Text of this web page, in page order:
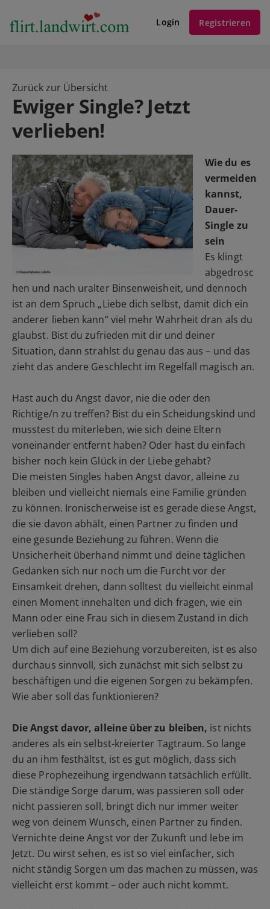
Login Registrieren
Zurück zur Übersicht
Ewiger Single? Jetzt
verlieben!
Wie du es
vermeiden
kannst,
Dauer-
Single zu
sein
Es klingt
abgedrosc
hen und nach uralter Binsenweisheit, und dennoch
ist an dem Spruch „Liebe dich selbst, damit dich ein
anderer lieben kann“ viel mehr Wahrheit dran als du
glaubst. Bist du zufrieden mit dir und deiner
Situation, dann strahlst du genau das aus – und das
zieht das andere Geschlecht im Regelfall magisch an.
Hast auch du Angst davor, nie die oder den
Richtige/n zu treffen? Bist du ein Scheidungskind und
musstest du miterleben, wie sich deine Eltern
voneinander entfernt haben? Oder hast du einfach
bisher noch kein Glück in der Liebe gehabt?
Die meisten Singles haben Angst davor, alleine zu
bleiben und vielleicht niemals eine Familie gründen
zu können. Ironischerweise ist es gerade diese Angst,
die sie davon abhält, einen Partner zu finden und
eine gesunde Beziehung zu führen. Wenn die
Unsicherheit überhand nimmt und deine täglichen
Gedanken sich nur noch um die Furcht vor der
Einsamkeit drehen, dann solltest du vielleicht einmal
einen Moment innehalten und dich fragen, wie ein
Mann oder eine Frau sich in diesem Zustand in dich
verlieben soll?
Um dich auf eine Beziehung vorzubereiten, ist es also
durchaus sinnvoll, sich zunächst mit sich selbst zu
beschäftigen und die eigenen Sorgen zu bekämpfen.
Wie aber soll das funktionieren?
Die Angst davor, alleine über zu bleiben, ist nichts
anderes als ein selbst-kreierter Tagtraum. So lange
du an ihm festhältst, ist es gut möglich, dass sich
diese Prophezeihung irgendwann tatsächlich erfüllt.
Die ständige Sorge darum, was passieren soll oder
nicht passieren soll, bringt dich nur immer weiter
weg von deinem Wunsch, einen Partner zu finden.
Vernichte deine Angst vor der Zukunft und lebe im
Jetzt. Du wirst sehen, es ist so viel einfacher, sich
nicht ständig Sorgen um das machen zu müssen, was
vielleicht erst kommt – oder auch nicht kommt.